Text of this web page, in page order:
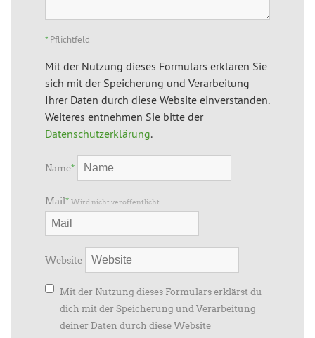
* Pflichtfeld
Mit der Nutzung dieses Formulars erklären Sie
sich mit der Speicherung und Verarbeitung
Ihrer Daten durch diese Website einverstanden.
Weiteres entnehmen Sie bitte der
Datenschutzerklärung.
Name*
Mail* Wird nicht veröffentlicht
Website
Mit der Nutzung dieses Formulars erklärst du
dich mit der Speicherung und Verarbeitung
deiner Daten durch diese Website